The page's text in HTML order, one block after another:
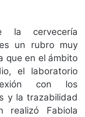
la cervecería
un rubro muy
que en el ámbito
el laboratorio
con los
y la trazabilidad
realizó Fabiola